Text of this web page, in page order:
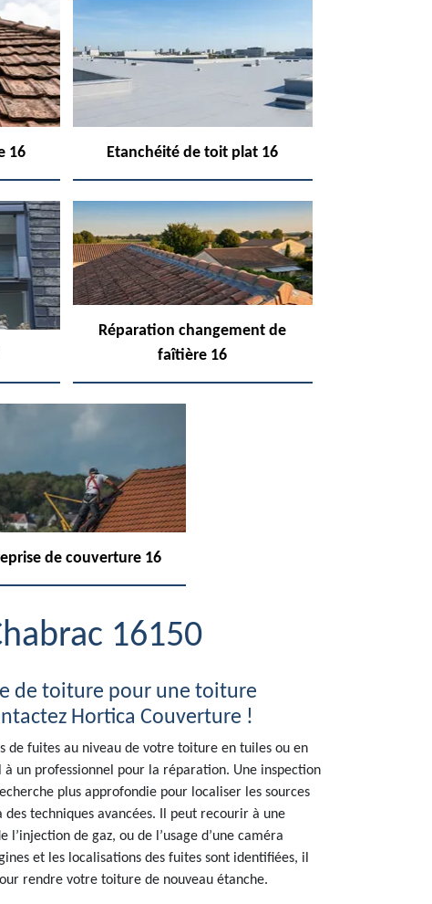
16 Etanchéité de toit plat 16
Réparation changement de
faîtière 16
de couverture 16
16150
de toiture pour une toiture
Hortica Couverture !
de fuites au niveau de votre toiture en tuiles ou en
un professionnel pour la réparation. Une inspection
plus approfondie pour localiser les sources
techniques avancées. Il peut recourir à une
de gaz, ou de l’usage d’une caméra
et les localisations des fuites sont identifiées, il
rendre votre toiture de nouveau étanche.